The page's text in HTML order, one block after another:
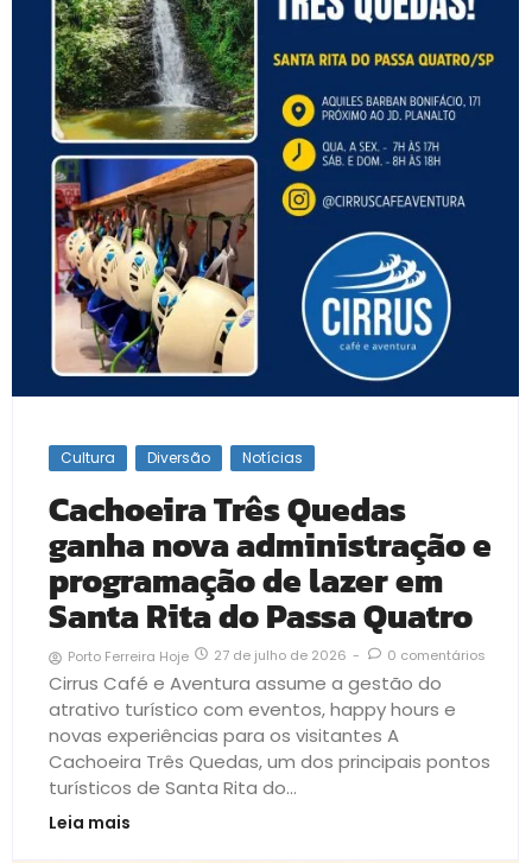
Cultura Diversão Notícias
Cachoeira Três Quedas
ganha nova administração e
programação de lazer em
Santa Rita do Passa Quatro
Porto Ferreira Hoje 27 de julho de 2026 - 0 comentários
Cirrus Café e Aventura assume a gestão do
atrativo turístico com eventos, happy hours e
novas experiências para os visitantes A
Cachoeira Três Quedas, um dos principais pontos
turísticos de Santa Rita do...
Leia mais